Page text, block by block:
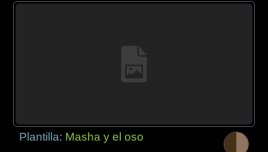
Plantilla: Masha y el oso